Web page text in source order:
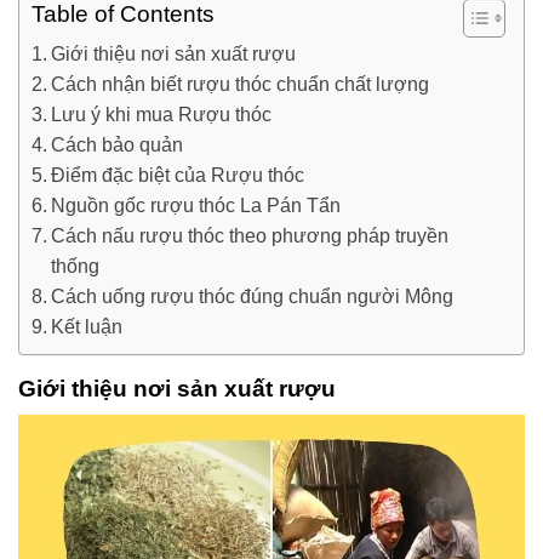
Table of Contents
Giới thiệu nơi sản xuất rượu
Cách nhận biết rượu thóc chuẩn chất lượng
Lưu ý khi mua Rượu thóc
Cách bảo quản
Điểm đặc biệt của Rượu thóc
Nguồn gốc rượu thóc La Pán Tẩn
Cách nấu rượu thóc theo phương pháp truyền
thống
Cách uống rượu thóc đúng chuẩn người Mông
Kết luận
Giới thiệu nơi sản xuất rượu